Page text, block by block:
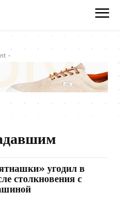
-
угодил в
столкновения с